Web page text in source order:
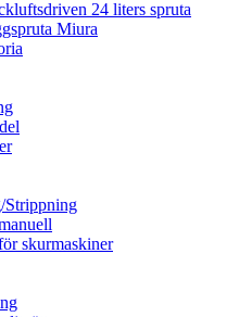
24 liters spruta
Miura
Strippning
skurmaskiner